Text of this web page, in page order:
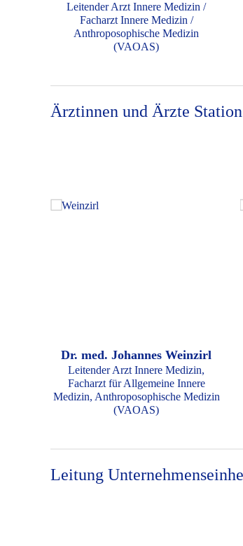
Leitender Arzt Innere Medizin /
Facharzt Innere Medizin /
Anthroposophische Medizin
(VAOAS)
Ärztinnen und Ärzte
Dr. med. Johannes Weinzirl
Leitender Arzt Innere Medizin,
Facharzt für Allgemeine Innere
Medizin, Anthroposophische Medizin
(VAOAS)
Leitung